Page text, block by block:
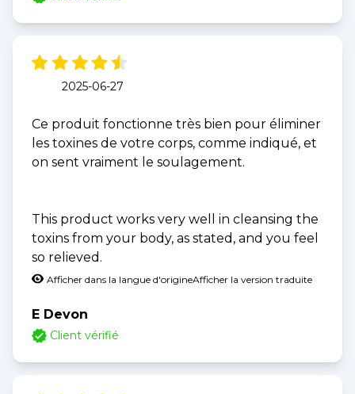
2025-06-27
Ce produit fonctionne très bien pour éliminer
les toxines de votre corps, comme indiqué, et
on sent vraiment le soulagement.
This product works very well in cleansing the
toxins from your body, as stated, and you feel
so relieved.
Afficher dans la langue d'origineAfficher la version traduite
E Devon
Client vérifié